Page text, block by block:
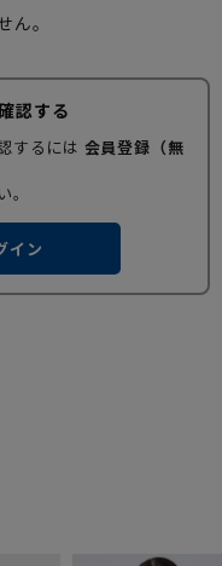
。
認する
するには 会員登録（無
イン